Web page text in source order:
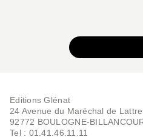
Editions Glénat
24 Avenue du Maréchal de
92772 BOULOGNE-
Tel : 01.41.46.11.11